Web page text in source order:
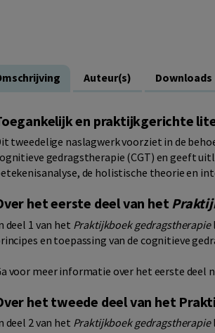
Auteur(s) Downloads
en praktijkgerichte
tweedelige naslagwerk voorziet in de
gedragstherapie (CGT) en geeft
de holistische theorie en
het eerste deel van het
deel 1 van het Praktijkboek gedragstherapie
en toepassing van de cognitieve
voor meer informatie over het eerste deel
het tweede deel van het
deel 2 van het Praktijkboek gedragstherapie